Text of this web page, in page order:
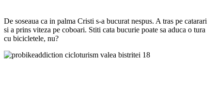
De soseaua ca in palma Cristi s-a bucurat nespus. A tras pe catarari
si a prins viteza pe coboari. Stiti cata bucurie poate sa aduca o tura
cu bicicletele, nu?